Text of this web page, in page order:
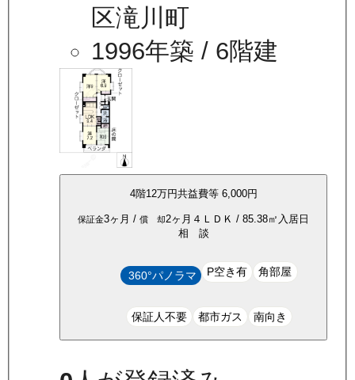
区滝川町
1996年築 / 6階建
4階12万円共益費等 6,000円
保証金3ヶ月 / 償 却2ヶ月 ４ＬＤＫ / 85.38㎡ 入居日
相 談
360°パノラマ P空き有 角部屋
保証人不要 都市ガス 南向き